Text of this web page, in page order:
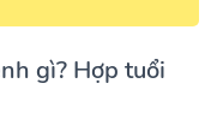
gì? Hợp tuổi